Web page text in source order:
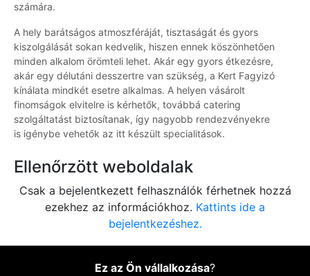
számára.
A hely barátságos atmoszféráját, tisztaságát és gyors
kiszolgálását sokan kedvelik, hiszen ennek köszönhetően
minden alkalom örömteli lehet. Akár egy gyors étkezésre,
akár egy délutáni desszertre van szükség, a Kert Fagyizó
kínálata mindkét esetre alkalmas. A helyen vásárolt
finomságok elvitelre is kérhetők, továbbá catering
szolgáltatást biztosítanak, így nagyobb rendezvényekre
is igénybe vehetők az itt készült specialitások.
Ellenőrzött weboldalak
Csak a bejelentkezett felhasználók férhetnek hozzá
ezekhez az információkhoz. Kattints ide a
bejelentkezéshez.
Ez az Ön vállalkozása?